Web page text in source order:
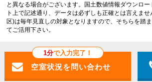
と異なる場合がございます。国土数値情報ダウンロー
ト上で記述通り、データは必ずしも正確とは言えま
区)は毎年見直しの対象となりますので、そちらを踏
てご活用下さい。
1分で入力完了！